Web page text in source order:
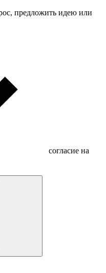
предложить идею или
согласие на